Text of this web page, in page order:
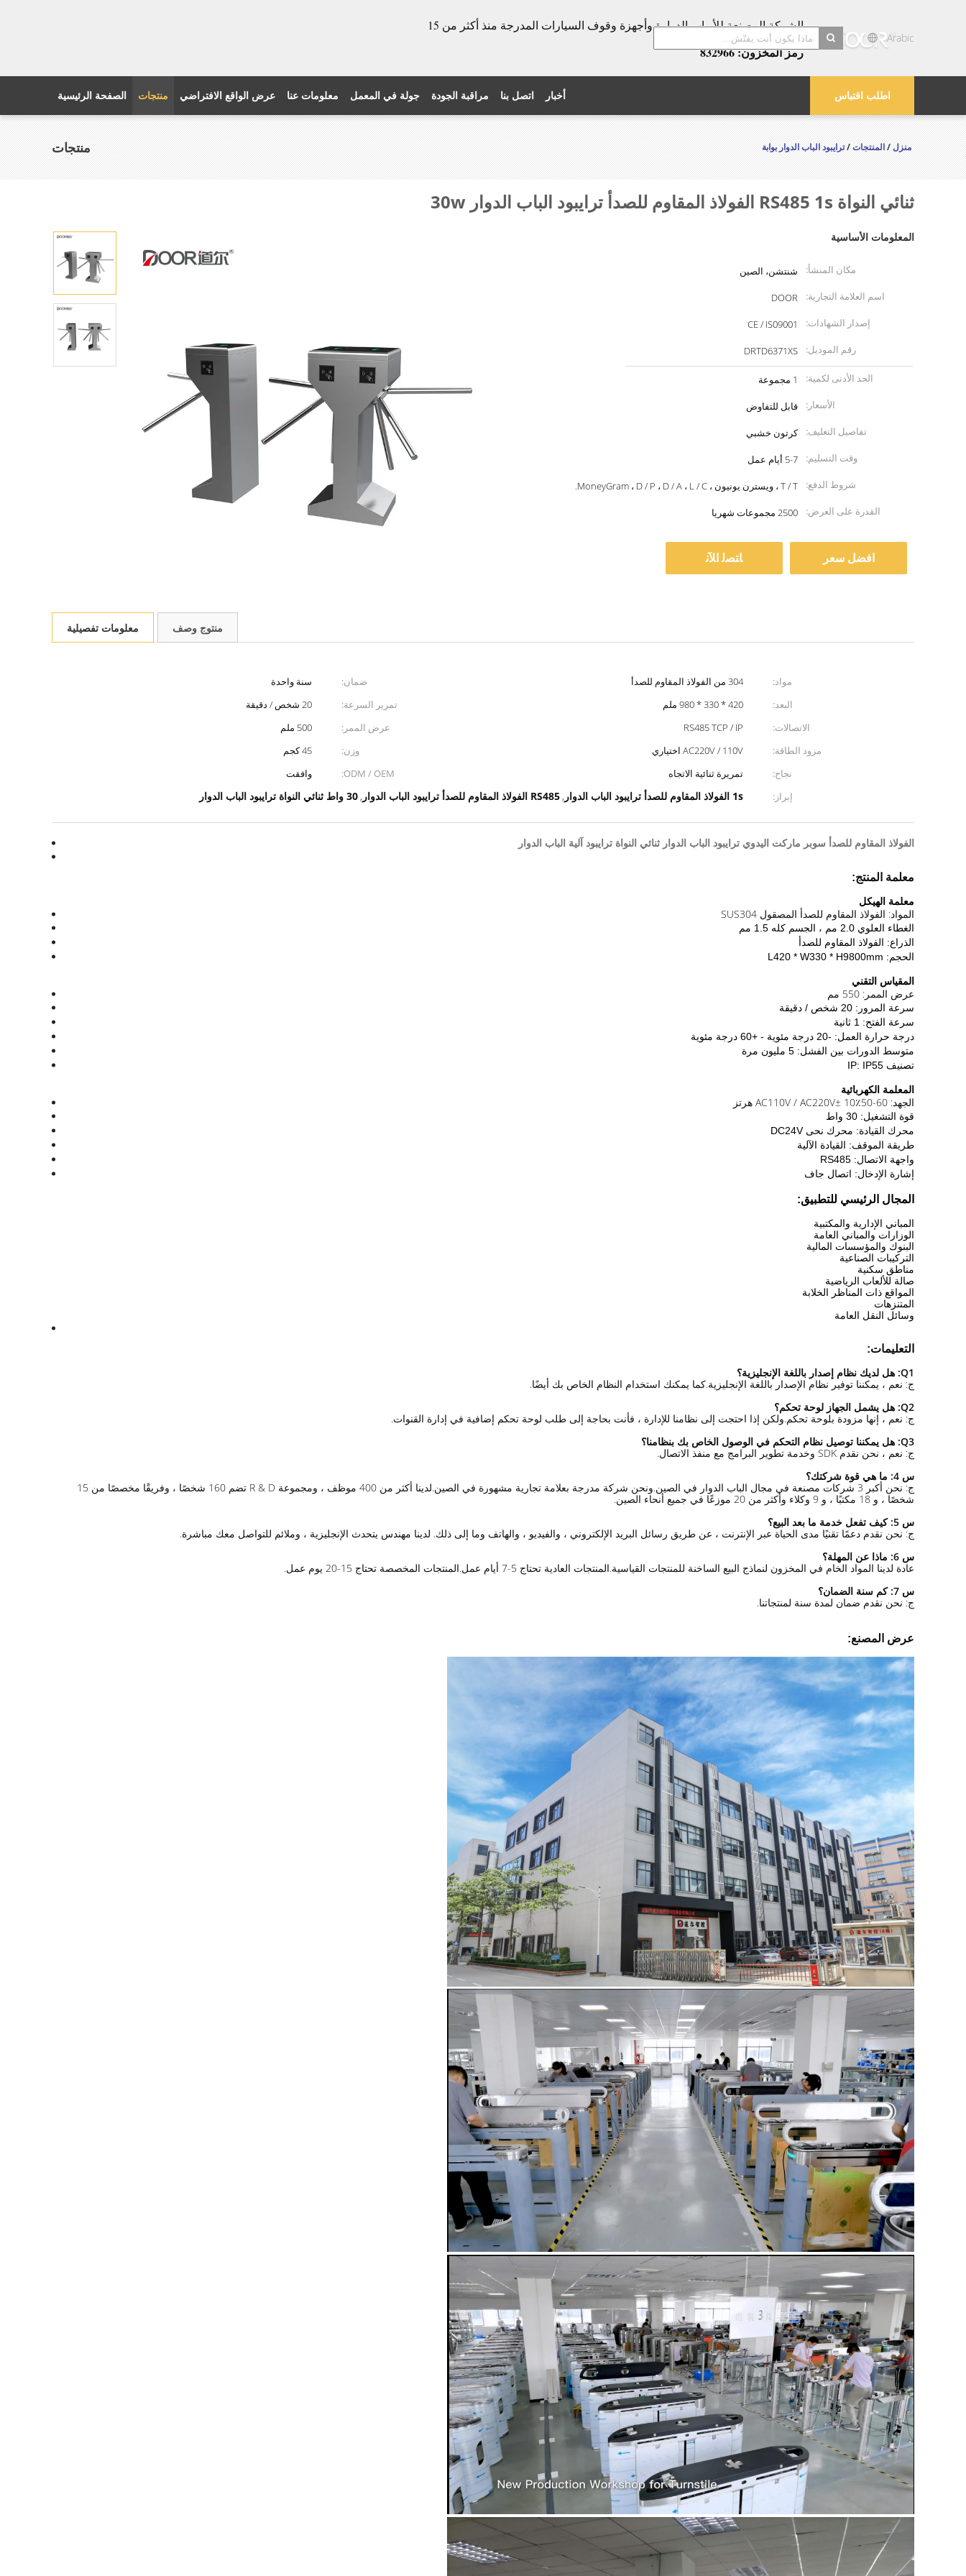
الشركة المصنعة للأبواب الدوارة وأجهزة وقوف السيارات المدرجة منذ أكثر من 15
عامًا!
رمز المخزون: 832966
Arabic
اطلب اقتباس الصفحة الرئيسية منتجات عرض الواقع الافتراضي معلومات عنا جولة في المعمل مراقبة الجودة اتصل بنا أخبار
منتجات منزل/المنتجات/ترايبود الباب الدوار بوابة
ثنائي النواة RS485 1s الفولاذ المقاوم للصدأ ترايبود الباب الدوار 30w
المعلومات الأساسية
مكان المنشأ:
شنتشن، الصين
اسم العلامة التجارية:
DOOR
إصدار الشهادات:
CE / IS09001
رقم الموديل:
DRTD6371XS
الحد الأدنى لكمية:
1 مجموعة
الأسعار:
قابل للتفاوض
تفاصيل التغليف:
كرتون خشبي
وقت التسليم:
5-7 أيام عمل
شروط الدفع:
T / T ، ويسترن يونيون ، MoneyGram ، D / P ، D / A ، L / C.
القدرة على العرض:
2500 مجموعات شهريا
افضل سعر ﺎﺘﺼﻟ ﺍﻶﻧ
معلومات تفصيلية منتوج وصف
مواد: 304 من الفولاذ المقاوم للصدأ ضمان:
سنة واحدة
البعد:
420 * 330 * 980 ملم تمرير السرعة:
20 شخص / دقيقة
الاتصالات:
RS485 TCP / IP عرض الممر:
500 ملم
مزود الطاقة:
AC220V / 110V اختياري وزن:
45 كجم
نجاح:
تمريرة ثنائية الاتجاه ODM / OEM:
وافقت
إبراز:
1s الفولاذ المقاوم للصدأ ترايبود الباب الدوار , RS485 الفولاذ المقاوم للصدأ ترايبود الباب الدوار , 30 واط ثنائي النواة ترايبود الباب الدوار
الفولاذ المقاوم للصدأ سوبر ماركت اليدوي ترايبود الباب الدوار ثنائي النواة ترايبود آلية الباب الدوار
معلمة المنتج:
معلمة الهيكل
المواد: الفولاذ المقاوم للصدأ المصقول SUS304
الغطاء العلوي 2.0 مم ، الجسم كله 1.5 مم
الذراع: الفولاذ المقاوم للصدأ
الحجم: L420 * W330 * H9800mm
المقياس التقني
عرض الممر: 550 مم
سرعة المرور: 20 شخص / دقيقة
سرعة الفتح: 1 ثانية
درجة حرارة العمل: -20 درجة مئوية - +60 درجة مئوية
متوسط ​​الدورات بين الفشل: 5 مليون مرة
تصنيف IP: IP55
المعلمة الكهربائية
الجهد: AC110V / AC220V ± 10٪50-60 هرتز
قوة التشغيل: 30 واط
محرك القيادة: محرك نحى DC24V
طريقة الموقف: القيادة الآلية
واجهة الاتصال: RS485
إشارة الإدخال: اتصال جاف
المجال الرئيسي للتطبيق:
المباني الإدارية والمكتبية
الوزارات والمباني العامة
البنوك والمؤسسات المالية
التركيبات الصناعية
مناطق سكنية
صالة للألعاب الرياضية
المواقع ذات المناظر الخلابة
المتنزهات
وسائل النقل العامة
التعليمات:
Q1: هل لديك نظام إصدار باللغة الإنجليزية؟
ج: نعم ، يمكننا توفير نظام الإصدار باللغة الإنجليزية.كما يمكنك استخدام النظام الخاص بك أيضًا.
Q2: هل يشمل الجهاز لوحة تحكم؟
ج: نعم ، إنها مزودة بلوحة تحكم.ولكن إذا احتجت إلى نظامنا للإدارة ، فأنت بحاجة إلى طلب لوحة تحكم إضافية في إدارة القنوات.
Q3: هل يمكننا توصيل نظام التحكم في الوصول الخاص بك بنظامنا؟
ج: نعم ، نحن نقدم SDK وخدمة تطوير البرامج مع منفذ الاتصال.
س 4: ما هي قوة شركتك؟
ج: نحن أكبر 3 شركات مصنعة في مجال الباب الدوار في الصين.ونحن شركة مدرجة بعلامة تجارية مشهورة في الصين.لدينا أكثر من 400 موظف ، ومجموعة R & D تضم 160 شخصًا ، وفريقًا مخصصًا من 15
شخصًا ، و 18 مكتبًا ، و 9 وكلاء وأكثر من 20 موزعًا في جميع أنحاء الصين.
س 5: كيف تفعل خدمة ما بعد البيع؟
ج: نحن نقدم دعمًا تقنيًا مدى الحياة عبر الإنترنت ، عن طريق رسائل البريد الإلكتروني ، والفيديو ، والهاتف وما إلى ذلك. لدينا مهندس يتحدث الإنجليزية ، وملائم للتواصل معك مباشرة.
س 6: ماذا عن المهلة؟
عادة لدينا المواد الخام في المخزون لنماذج البيع الساخنة للمنتجات القياسية.المنتجات العادية تحتاج 5-7 أيام عمل.المنتجات المخصصة تحتاج 15-20 يوم عمل.
س 7: كم سنة الضمان؟
ج: نحن نقدم ضمان لمدة سنة لمنتجاتنا.
عرض المصنع: